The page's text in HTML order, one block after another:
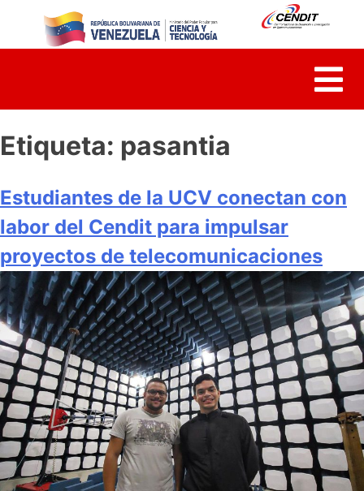
content
Etiqueta: pasantia
Estudiantes de la UCV conectan con
labor del Cendit para impulsar
proyectos de telecomunicaciones